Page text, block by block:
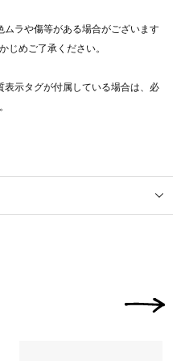
ラや傷等がある場合がございます
じめご了承ください。
示タグが付属している場合は、必
次の画像